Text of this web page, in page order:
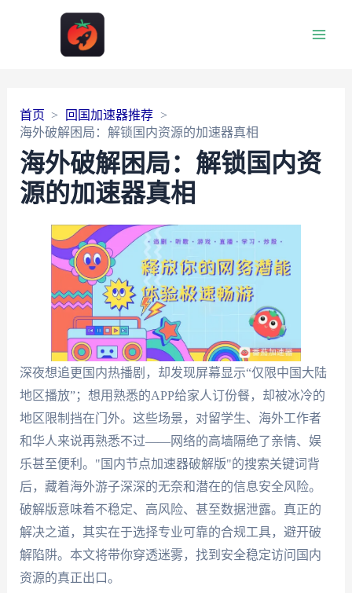
首页
回国加速器推荐
海外破解困局：解锁国内资源的加速器真相
海外破解困局：解锁国内资
源的加速器真相
深夜想追更国内热播剧，却发现屏幕显示“仅限中国大陆
地区播放”；想用熟悉的APP给家人订份餐，却被冰冷的
地区限制挡在门外。这些场景，对留学生、海外工作者
和华人来说再熟悉不过——网络的高墙隔绝了亲情、娱
乐甚至便利。"国内节点加速器破解版"的搜索关键词背
后，藏着海外游子深深的无奈和潜在的信息安全风险。
破解版意味着不稳定、高风险、甚至数据泄露。真正的
解决之道，其实在于选择专业可靠的合规工具，避开破
解陷阱。本文将带你穿透迷雾，找到安全稳定访问国内
资源的真正出口。